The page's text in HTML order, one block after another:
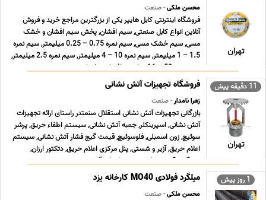
تهران
محسن ملکی- صنعت
فروشگاه اینترنتی کابل هایپر یکی از بزرگترین مراجع خرید و فروش
آنلاین انواع کابل صنعتی, سیم افشان, پخش سیم افشان و خشک
مسی, سیم خشک مسی, سیم نمره 0.75 – 0.25 میلیمتر, سیم نمره
1.5 – 1 میلیمتر, سیم نمره 10 – 4 میلیمتر, سیم نمره 2.5 میلیمتر,
سیم نمره 50 – 16 میلیمتر افشان و خشک زمین ... ...
11 دقیقه پیش
تهران
فروشگاه تجهیزات آتش نشانی
زهرا نامدار- صنعت
بازرگانی تجهیزات آتش نشانی استقلال صنعتدر راستای ارائه تجهیزات
آتش نشانی, اسپرینکلر, جعبه آتش نشانی, سیستم اطفاء حریق, پرشر
سوئیچ, زون اسمبلی, فلوسوئیچ, قیمت گیج فشار آتش نشانی, سیستم
اعلام حریق, آژیر و شستی, پنل مرکزی اعلام حریق, دتکتور ارزان,
شیرآلات آتش نشانی, شیر پروانه ای گی ... ...
1 روز پیش میلگرد فولادی MO40 کارخانه یزد
محسن ملکی- صنعت